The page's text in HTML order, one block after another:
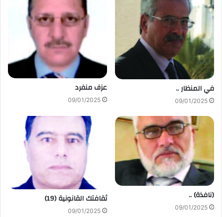
في المنظار ..
09/01/2025
عزف منفرد
09/01/2025
(نافذة) ..
09/01/2025
ثقافتك القانونية (19)
09/01/2025